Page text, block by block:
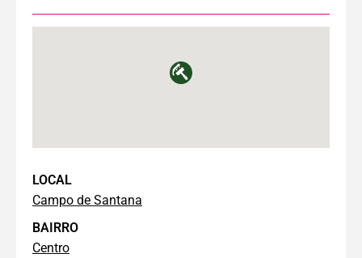
LOCAL
Campo de Santana
BAIRRO
Centro